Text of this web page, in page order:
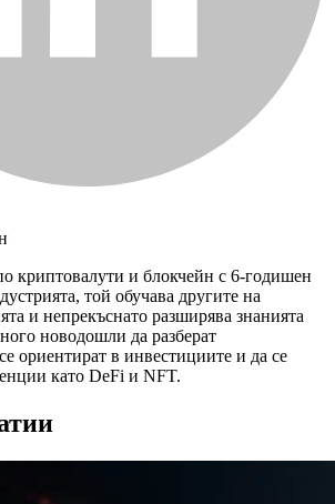
криптовалути и блокчейн с 6-годишен
той обучава другите на
и непрекъснато разширява знанията
новодошли да разберат
ориентират в инвестициите и да се
като DeFi и NFT.